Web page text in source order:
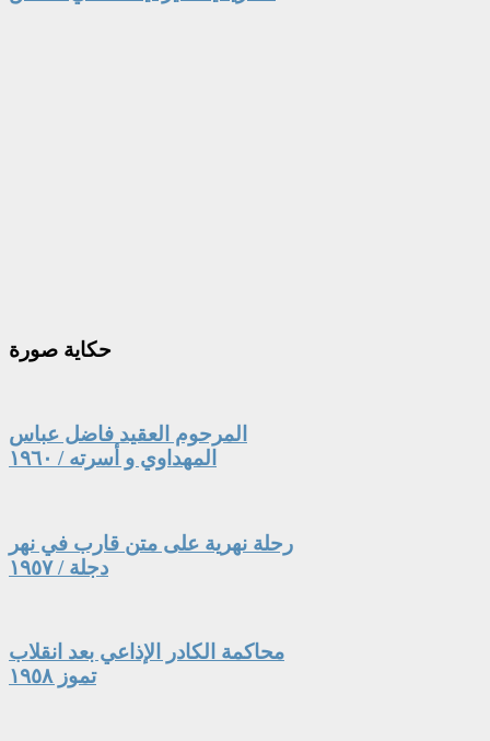
حكاية صورة
المرحوم العقيد فاضل عباس
المهداوي و أسرته / ١٩٦٠
رحلة نهرية على متن قارب في نهر
دجلة / ١٩٥٧
محاكمة الكادر الإذاعي بعد انقلاب
تموز ١٩٥٨